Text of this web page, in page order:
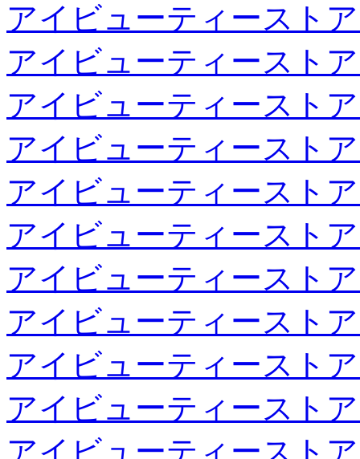
アイビューティースト
アイビューティースト
アイビューティースト
アイビューティースト
アイビューティースト
アイビューティースト
アイビューティースト
アイビューティースト
アイビューティースト
アイビューティースト
アイビューティースト